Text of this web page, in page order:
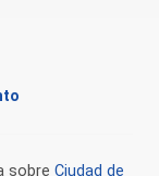
sobre Ciudad de